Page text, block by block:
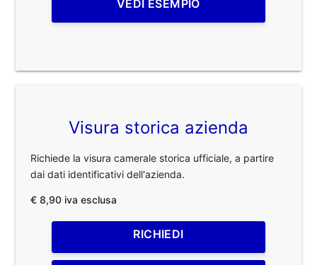
VEDI ESEMPIO
Visura storica azienda
Richiede la visura camerale storica ufficiale, a partire
dai dati identificativi dell'azienda.
€ 8,90 iva esclusa
RICHIEDI